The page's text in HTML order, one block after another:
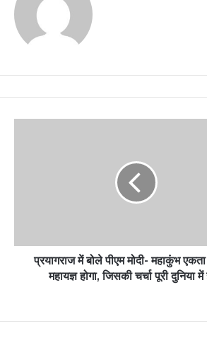
प्रयागराज में बोले पीएम मोदी- महाकुंभ
महायज्ञ होगा, जिसकी चर्चा पूरी दुनिया में